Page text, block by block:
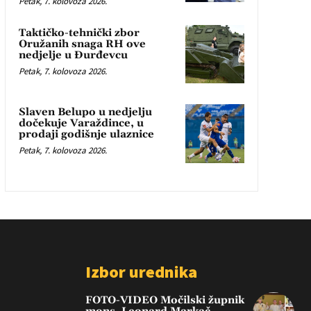
Taktičko-tehnički zbor
Oružanih snaga RH ove
nedjelje u Đurđevcu
Petak, 7. kolovoza 2026.
Slaven Belupo u nedjelju
dočekuje Varaždince, u
prodaji godišnje ulaznice
Petak, 7. kolovoza 2026.
Izbor urednika
FOTO-VIDEO Močilski župnik